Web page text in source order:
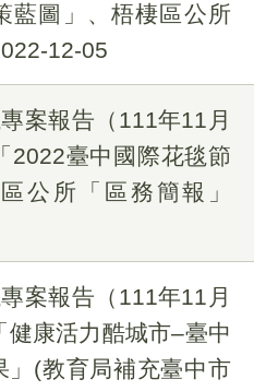
藍圖」、梧棲區公所
12-05
案報告（111年11月
2022臺中國際花毯節
公所「區務簡報」
案報告（111年11月
健康活力酷城市–臺中
」(教育局補充臺中市